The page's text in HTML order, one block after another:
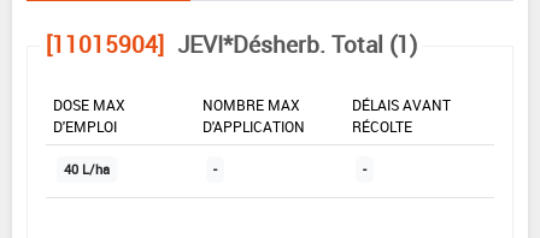
[11015904] JEVI*Désherb. Total (1)
DOSE MAX
D'EMPLOI
NOMBRE MAX
D'APPLICATION
DÉLAIS AVANT
RÉCOLTE
40 L/ha - -